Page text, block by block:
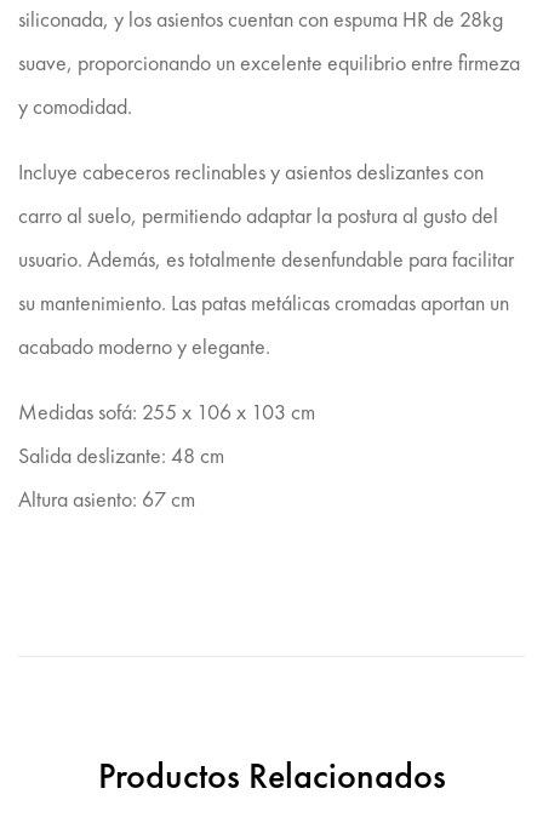
siliconada, y los asientos cuentan con espuma HR de 28kg
suave, proporcionando un excelente equilibrio entre firmeza
y comodidad.
Incluye cabeceros reclinables y asientos deslizantes con
carro al suelo, permitiendo adaptar la postura al gusto del
usuario. Además, es totalmente desenfundable para facilitar
su mantenimiento. Las patas metálicas cromadas aportan un
acabado moderno y elegante.
Medidas sofá: 255 x 106 x 103 cm
Salida deslizante: 48 cm
Altura asiento: 67 cm
Productos Relacionados